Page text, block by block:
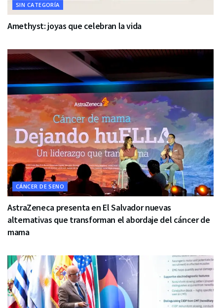
SIN CATEGORÍA
Amethyst: joyas que celebran la vida
CÁNCER DE SENO
AstraZeneca presenta en El Salvador nuevas
alternativas que transforman el abordaje del cáncer de
mama